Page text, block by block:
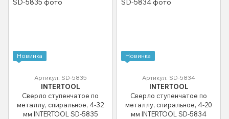
Новинка
Артикул: SD-5835
INTERTOOL
Сверло ступенчатое по
металлу, спиральное, 4-32
мм INTERTOOL SD-5835
Новинка
Артикул: SD-5834
INTERTOOL
Сверло ступенчатое по
металлу, спиральное, 4-20
мм INTERTOOL SD-5834